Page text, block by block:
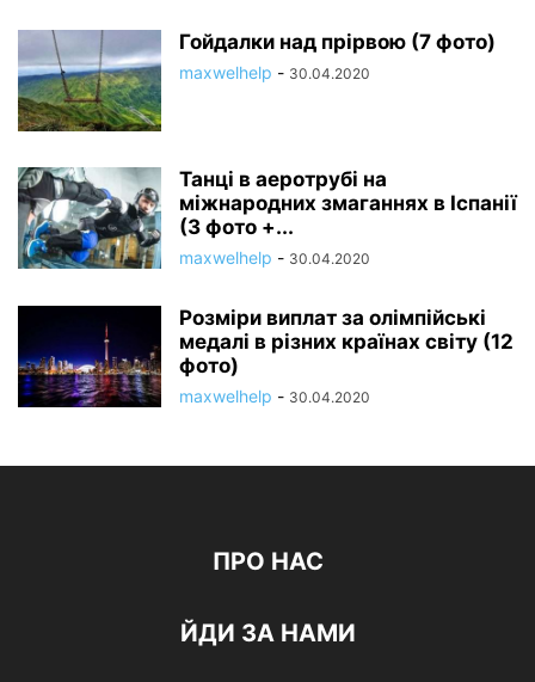
Гойдалки над прірвою (7 фото)
maxwelhelp - 30.04.2020
Танці в аеротрубі на
міжнародних змаганнях в Іспанії
(3 фото +...
maxwelhelp - 30.04.2020
Розміри виплат за олімпійські
медалі в різних країнах світу (12
фото)
maxwelhelp - 30.04.2020
ПРО НАС
ЙДИ ЗА НАМИ